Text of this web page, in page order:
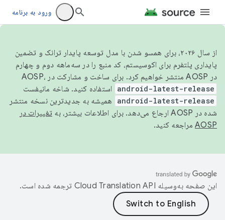
ورود به برنامه
از سال ۲۰۲۶، برای همسو شدن با مدل توسعه پایدار ترانک و تضمین
پایداری پلتفرم برای اکوسیستم، کد منبع را در سه‌ماهه دوم و چهارم
در AOSP منتشر خواهیم کرد. برای ساخت و مشارکت در AOSP،
android-latest-release استفاده کنید. شاخه مانیفست
android-latest-release
همیشه به جدیدترین نسخه منتشر
شده در AOSP ارجاع می‌دهد. برای اطلاعات بیشتر، به
تغییرات در
AOSP مراجعه کنید.
این صفحه به‌وسیله ترجمه شده است.